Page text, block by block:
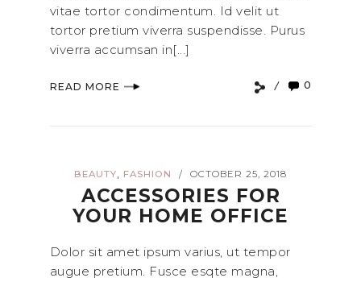
vitae tortor condimentum. Id velit ut
tortor pretium viverra suspendisse. Purus
viverra accumsan in[...]
READ MORE 0
BEAUTY, FASHION / OCTOBER 25, 2018
ACCESSORIES FOR
YOUR HOME OFFICE
Dolor sit amet ipsum varius, ut tempor
augue pretium. Fusce esqte magna,